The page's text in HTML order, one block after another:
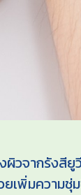
ผิวจากรังสี
พิ่มความชุ่ม